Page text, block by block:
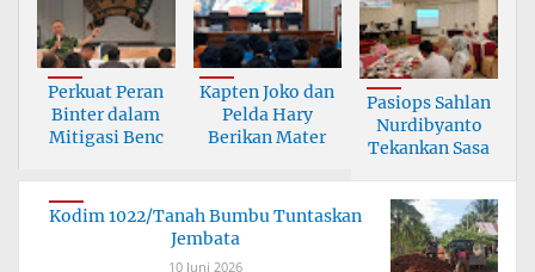
Perkuat Peran
Binter dalam
Mitigasi Benc
Kapten Joko dan
Pelda Hary
Berikan Mater
Pasiops Sahlan
Nurdibyanto
Tekankan Sasa
Kodim 1022/Tanah Bumbu Tuntaskan
Jembata
10 Juni 2026